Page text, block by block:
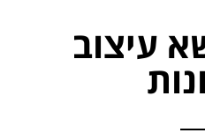
עיצוב